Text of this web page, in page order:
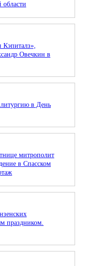
области
Овечкин в
в День
митрополит
в Спасском
праздником.